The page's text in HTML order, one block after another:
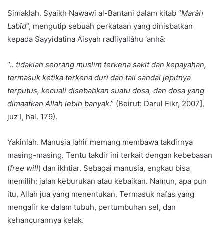
Simaklah. Syaikh Nawawi al-Bantani dalam kitab “Marâh
Labîd”, mengutip sebuah perkataan yang dinisbatkan
kepada Sayyidatina Aisyah radliyallâhu ‘anhâ:
“.. tidaklah seorang muslim terkena sakit dan kepayahan,
termasuk ketika terkena duri dan tali sandal jepitnya
terputus, kecuali disebabkan suatu dosa, dan dosa yang
dimaafkan Allah lebih banyak.” (Beirut: Darul Fikr, 2007],
juz I, hal. 179).
Yakinlah. Manusia lahir memang membawa takdirnya
masing-masing. Tentu takdir ini terkait dengan kebebasan
(free will) dan ikhtiar. Sebagai manusia, engkau bisa
memilih: jalan keburukan atau kebaikan. Namun, apa pun
itu, Allah jua yang menentukan. Termasuk nafas yang
mengalir ke dalam tubuh, pertumbuhan sel, dan
kehancurannya kelak.